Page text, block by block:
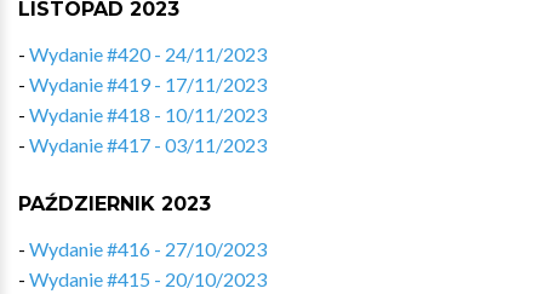
LISTOPAD 2023
- Wydanie #420 - 24/11/2023
- Wydanie #419 - 17/11/2023
- Wydanie #418 - 10/11/2023
- Wydanie #417 - 03/11/2023
PAŹDZIERNIK 2023
- Wydanie #416 - 27/10/2023
- Wydanie #415 - 20/10/2023